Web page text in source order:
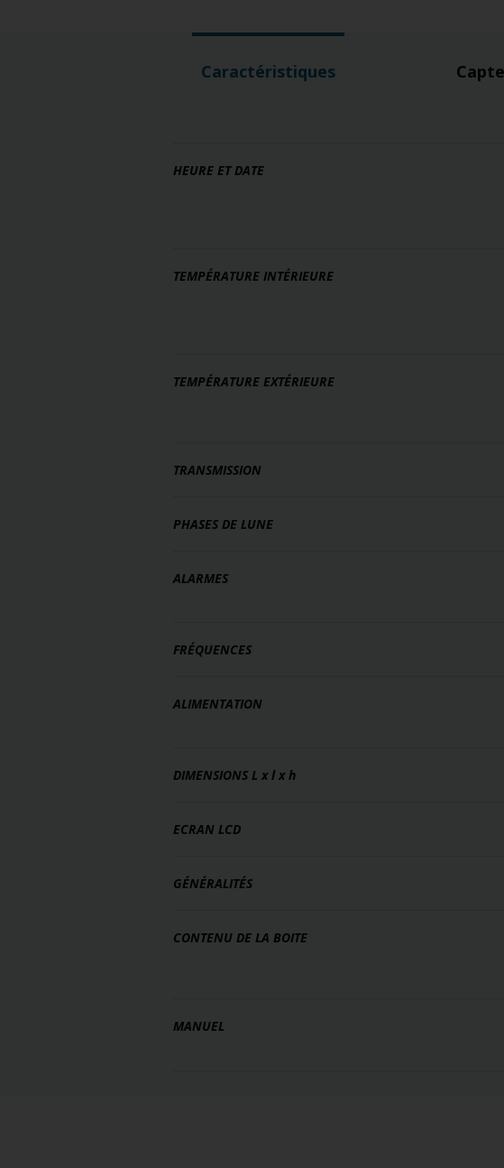
Caractéristiques
HEURE ET DATE
TEMPÉRATURE INTÉRIEURE
TEMPÉRATURE EXTÉRIEURE
TRANSMISSION
PHASES DE LUNE
ALARMES
FRÉQUENCES
ALIMENTATION
DIMENSIONS L x l x h
ECRAN LCD
GÉNÉRALITÉS
CONTENU DE LA BOITE
MANUEL